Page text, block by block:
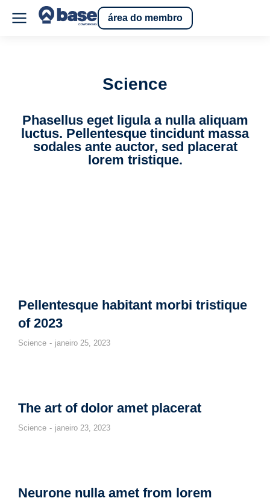
área do membro
Science
Phasellus eget ligula a nulla aliquam
luctus. Pellentesque tincidunt massa
sodales ante auctor, sed placerat
lorem tristique.
Pellentesque habitant morbi tristique
of 2023
Science janeiro 25, 2023
The art of dolor amet placerat
Science janeiro 23, 2023
Neurone nulla amet from lorem